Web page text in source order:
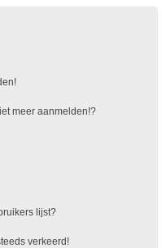
meer aanmelden!?
lijst?
verkeerd!